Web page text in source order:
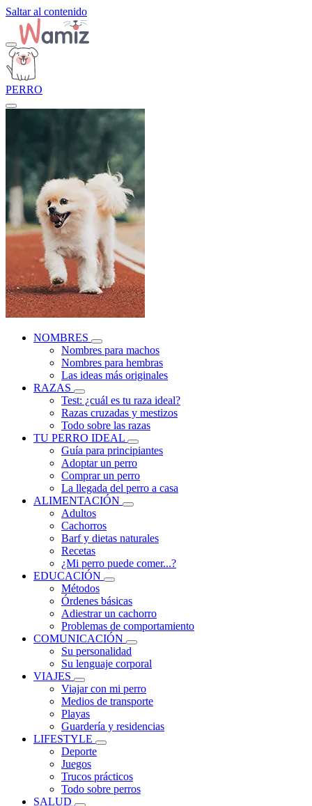
Saltar al contenido
PERRO
NOMBRES
Nombres para machos
Nombres para hembras
Las ideas más originales
RAZAS
Test: ¿cuál es tu raza ideal?
Razas cruzadas y mestizos
Todo sobre las razas
TU PERRO IDEAL
Guía para principiantes
Adoptar un perro
Comprar un perro
La llegada del perro a casa
ALIMENTACIÓN
Adultos
Cachorros
Barf y dietas naturales
Recetas
¿Mi perro puede comer...?
EDUCACIÓN
Métodos
Órdenes básicas
Adiestrar un cachorro
Problemas de comportamiento
COMUNICACIÓN
Su personalidad
Su lenguaje corporal
VIAJES
Viajar con mi perro
Medios de transporte
Playas
Guardería y residencias
LIFESTYLE
Deporte
Juegos
Trucos prácticos
Todo sobre perros
SALUD